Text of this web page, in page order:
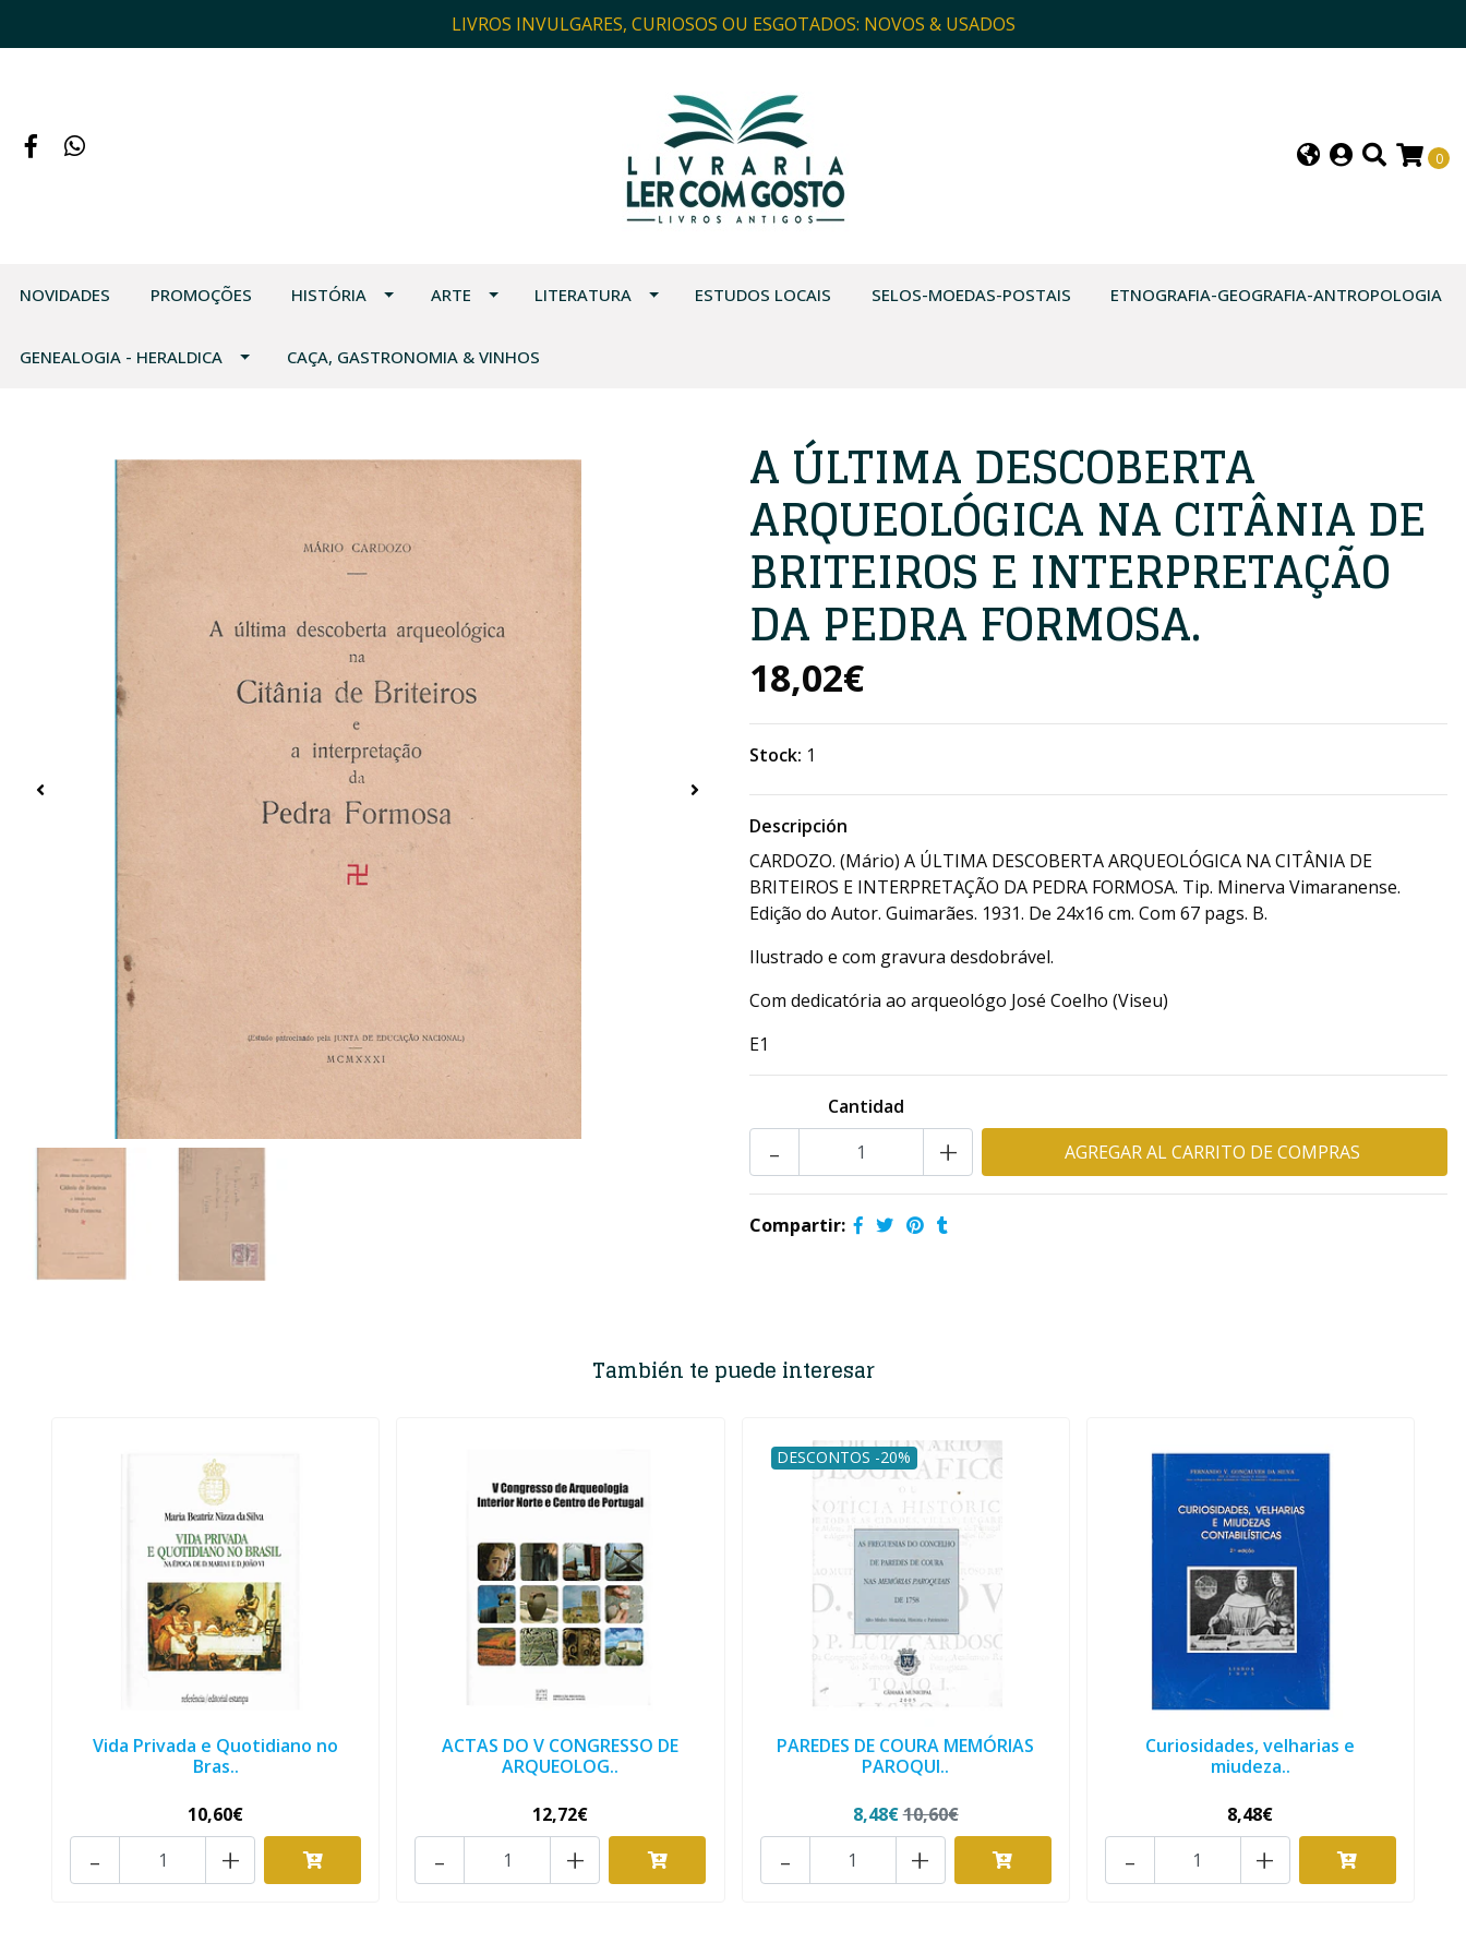
LIVROS INVULGARES, CURIOSOS OU ESGOTADOS: NOVOS & USADOS
0
NOVIDADES PROMOÇÕES HISTÓRIA ARTE LITERATURA ESTUDOS LOCAIS SELOS-MOEDAS-POSTAIS ETNOGRAFIA-GEOGRAFIA-ANTROPOLOGIA
GENEALOGIA - HERALDICA CAÇA, GASTRONOMIA & VINHOS
A ÚLTIMA DESCOBERTA
ARQUEOLÓGICA NA CITÂNIA DE
BRITEIROS E INTERPRETAÇÃO
DA PEDRA FORMOSA.
18,02€
Stock: 1
Descripción
CARDOZO. (Mário) A ÚLTIMA DESCOBERTA ARQUEOLÓGICA NA CITÂNIA DE
BRITEIROS E INTERPRETAÇÃO DA PEDRA FORMOSA. Tip. Minerva Vimaranense.
Edição do Autor. Guimarães. 1931. De 24x16 cm. Com 67 pags. B.
Ilustrado e com gravura desdobrável.
Com dedicatória ao arqueológo José Coelho (Viseu)
E1
Cantidad
+
-
Compartir:
También te puede interesar
Vida Privada e Quotidiano no
Bras..
10,60€
+
-
ACTAS DO V CONGRESSO DE
ARQUEOLOG..
12,72€
+
-
DESCONTOS -20%
PAREDES DE COURA MEMÓRIAS
PAROQUI..
8,48€10,60€
+
-
Curiosidades, velharias e
miudeza..
8,48€
+
-